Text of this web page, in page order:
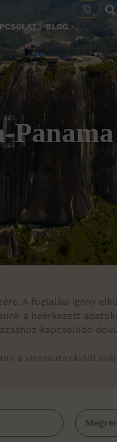
BLOG
A foglalási igény
a beérkezett
kapcsolódó
a visszautazástól